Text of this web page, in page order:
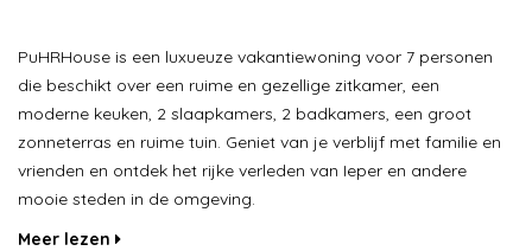
PuHRHouse is een luxueuze vakantiewoning voor 7 personen
die beschikt over een ruime en gezellige zitkamer, een
moderne keuken, 2 slaapkamers, 2 badkamers, een groot
zonneterras en ruime tuin. Geniet van je verblijf met familie en
vrienden en ontdek het rijke verleden van Ieper en andere
mooie steden in de omgeving.
Meer lezen